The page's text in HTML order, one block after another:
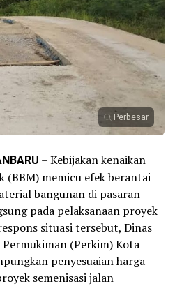
Perbesar
– Kebijakan kenaikan
(BBM) memicu efek berantai
bangunan di pasaran
pada pelaksanaan proyek
situasi tersebut, Dinas
(Perkim) Kota
penyesuaian harga
semenisasi jalan